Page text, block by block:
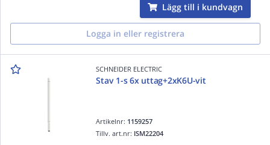
Lägg till i kundvagn
Logga in eller registrera
SCHNEIDER ELECTRIC
Stav 1-s 6x uttag+2xK6U-vit
Artikelnr: 1159257
Tillv. art.nr: ISM22204